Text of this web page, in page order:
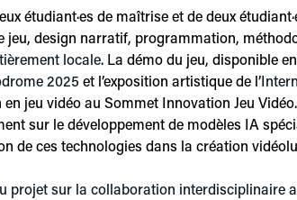
étudiant·es de maîtrise et de deux
design narratif, programmation,
locale. La démo du jeu, disponible
2025 et l’exposition artistique de l’
jeu vidéo au Sommet Innovation Jeu
sur le développement de modèles IA
de ces technologies dans la création
projet sur la collaboration interdisciplinaire